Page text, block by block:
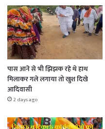
पास आने से भी झिझक रहे थे हाथ
मिलाकर गले लगाया तो खुश दिखे
आदिवासी
2 days ago